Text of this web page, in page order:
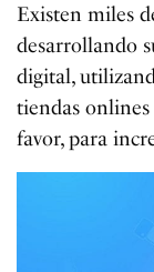
Existen miles
desarrollando
digital,
tiendas onlines
favor, para